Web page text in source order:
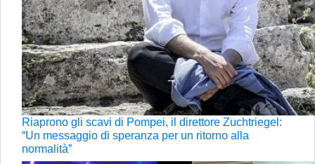
Riaprono gli scavi di Pompei, il direttore Zuchtriegel:
“Un messaggio di speranza per un ritorno alla
normalità”